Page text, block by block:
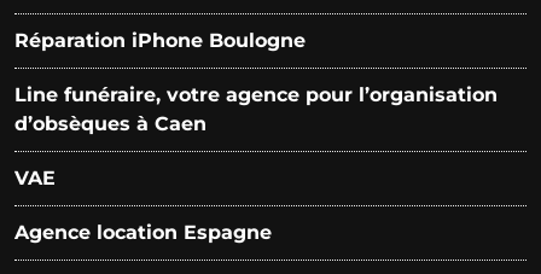
Réparation iPhone Boulogne
Line funéraire, votre agence pour l’organisation
d’obsèques à Caen
VAE
Agence location Espagne